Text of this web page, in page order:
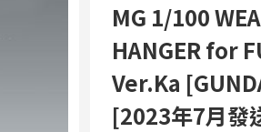
MG 1/100
HANGER for
Ver.Ka
[2023年7月發